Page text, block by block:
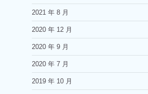
2021 年 8 月
2020 年 12 月
2020 年 9 月
2020 年 7 月
2019 年 10 月